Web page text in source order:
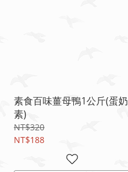
素食百味薑母鴨1公斤(蛋奶
素)
NT$320
NT$188